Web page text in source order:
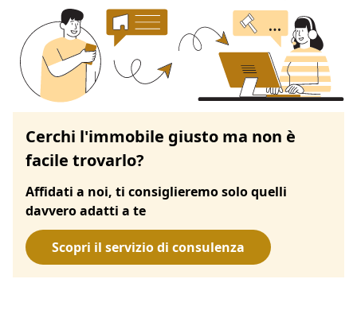
Cerchi l'immobile giusto ma non è
facile trovarlo?
Affidati a noi, ti consiglieremo solo quelli
davvero adatti a te
Scopri il servizio di consulenza